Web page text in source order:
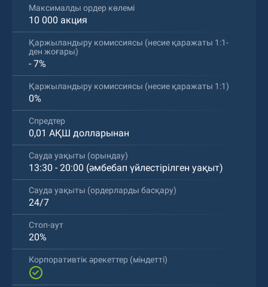
Максималды ордер көлемі
10 000 акция
Қаржыландыру комиссиясы (несие қаражаты 1:1-
ден жоғары)
- 7%
Қаржыландыру комиссиясы (несие қаражаты 1:1)
0%
Спредтер
0,01 АҚШ долларынан
Сауда уақыты (орындау)
13:30 - 20:00 (әмбебап үйлестірілген уақыт)
Сауда уақыты (ордерларды басқару)
24/7
Стоп-аут
20%
Корпоративтік әрекеттер (міндетті)